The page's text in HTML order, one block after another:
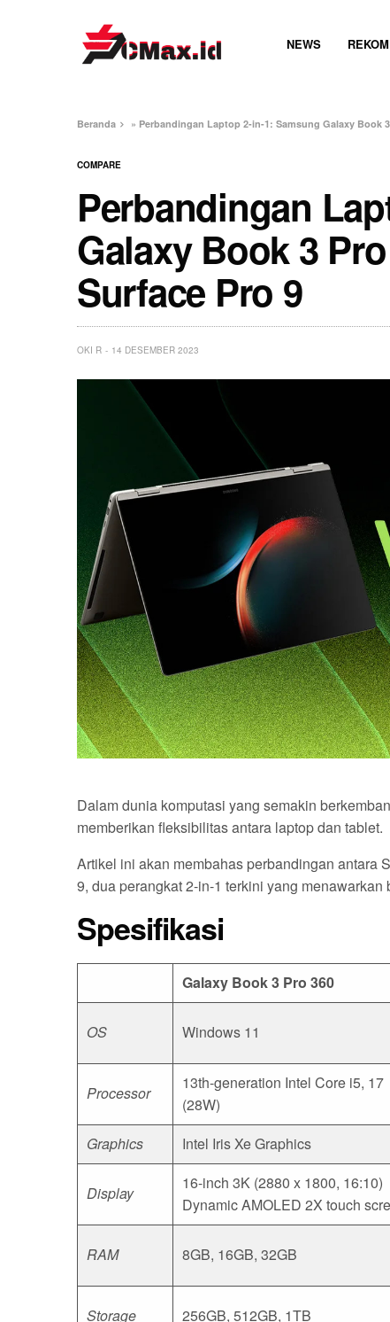
NEWS
Beranda » Perbandingan Laptop 2-in-1: Samsung Galaxy Book
COMPARE
Perbandingan
Galaxy Book 3
Surface Pro 9
OKI R 14 DESEMBER 2023
Dalam dunia komputasi yang semakin
memberikan fleksibilitas antara laptop dan tablet.
Artikel ini akan membahas perbandingan antara
9, dua perangkat 2-in-1 terkini yang
Spesifikasi
Galaxy Book 3 Pro 360
OS Windows 11
Processor
13th-generation Intel Core i5, 17
(28W)
Graphics Intel Iris Xe Graphics
Display
16-inch 3K (2880 x 1800, 16:10)
Dynamic AMOLED 2X touch
RAM 8GB, 16GB, 32GB
Storage 256GB, 512GB, 1TB